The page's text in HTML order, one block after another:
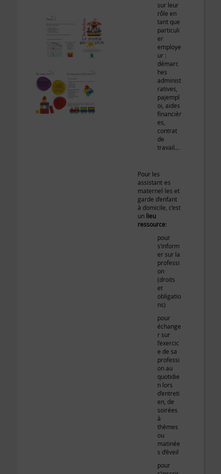
sur leur
rôle en
tant que
particuli
er
employe
ur :
démarc
hes
administ
ratives,
pajempl
oi, aides
financièr
es,
contrat
de
travail…
Pour les
assistant·es
maternel·les et
garde d’enfant
à domicile, c’est
un lieu
ressource:
pour
s’inform
er sur la
professi
on
(droits
et
obligatio
ns)
pour
échange
r sur
l’exercic
e de sa
professi
on au
quotidie
n lors
d’entreti
en, de
soirées
à
thèmes
ou
matinée
s d’éveil
pour